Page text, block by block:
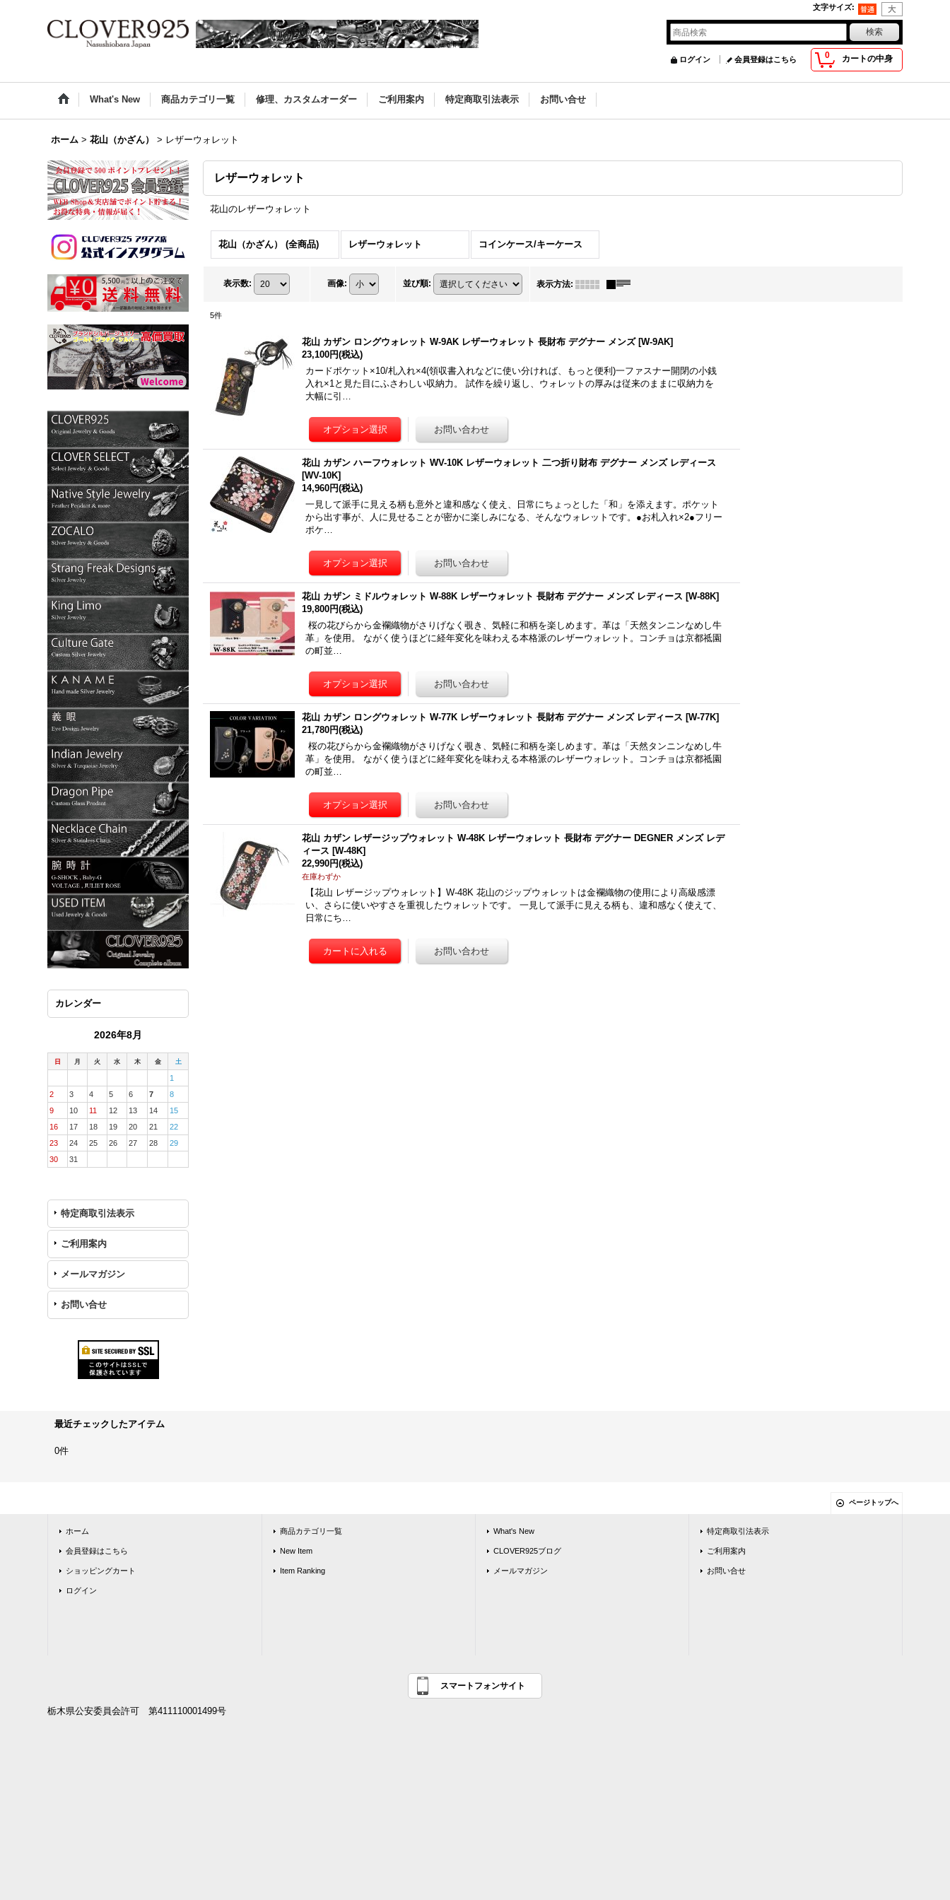
文字サイズ:
0 カートの中身
ログイン 会員登録はこちら
What's New 商品カテゴリ一覧 修理、カスタムオーダー ご利用案内 特定商取引法表示 お問い合せ
ホーム > 花山（かざん） > レザーウォレット
カレンダー
2026年8月
日 月 火 水 木 金 土
1
2
3 4 5 6 7
8
9
10 11 12 13 14
15
16
17 18 19 20 21
22
23
24 25 26 27 28
29
30
31
特定商取引法表示
ご利用案内
メールマガジン
お問い合せ
レザーウォレット
花山のレザーウォレット
花山（かざん） (全商品) レザーウォレット コインケース/キーケース
表示数: 画像: 並び順: 表示方法:
5件
花山 カザン ロングウォレット W-9AK レザーウォレット 長財布 デグナー メンズ [W-9AK]
23,100円(税込)
カードポケット×10/札入れ×4(領収書入れなどに使い分ければ、もっと便利)一ファスナー開閉の小銭
入れ×1と見た目にふさわしい収納力。 試作を繰り返し、ウォレットの厚みは従来のままに収納力を
大幅に引…
花山 カザン ハーフウォレット WV-10K レザーウォレット 二つ折り財布 デグナー メンズ レディース
[WV-10K]
14,960円(税込)
一見して派手に見える柄も意外と違和感なく使え、日常にちょっとした「和」を添えます。ポケット
から出す事が、人に見せることが密かに楽しみになる、そんなウォレットです。●お札入れ×2●フリー
ポケ…
花山 カザン ミドルウォレット W-88K レザーウォレット 長財布 デグナー メンズ レディース [W-88K]
19,800円(税込)
桜の花びらから金襴織物がさりげなく覗き、気軽に和柄を楽しめます。革は「天然タンニンなめし牛
革」を使用。 ながく使うほどに経年変化を味わえる本格派のレザーウォレット。コンチョは京都祗園
の町並…
花山 カザン ロングウォレット W-77K レザーウォレット 長財布 デグナー メンズ レディース [W-77K]
21,780円(税込)
桜の花びらから金襴織物がさりげなく覗き、気軽に和柄を楽しめます。革は「天然タンニンなめし牛
革」を使用。 ながく使うほどに経年変化を味わえる本格派のレザーウォレット。コンチョは京都祗園
の町並…
花山 カザン レザージップウォレット W-48K レザーウォレット 長財布 デグナー DEGNER メンズ レデ
ィース [W-48K]
22,990円(税込)
在庫わずか
【花山 レザージップウォレット】W-48K 花山のジップウォレットは金襴織物の使用により高級感漂
い、さらに使いやすさを重視したウォレットです。 一見して派手に見える柄も、違和感なく使えて、
日常にち…
最近チェックしたアイテム
0件
ページトップへ
ホーム
会員登録はこちら
ショッピングカート
ログイン
商品カテゴリ一覧
New Item
Item Ranking
What's New
CLOVER925ブログ
メールマガジン
特定商取引法表示
ご利用案内
お問い合せ
スマートフォンサイト
栃木県公安委員会許可 第411110001499号